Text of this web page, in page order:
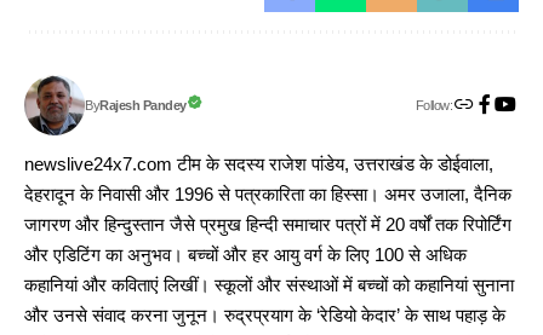
ByRajesh Pandey Follow:
newslive24x7.com टीम के सदस्य राजेश पांडेय, उत्तराखंड के डोईवाला,
देहरादून के निवासी और 1996 से पत्रकारिता का हिस्सा। अमर उजाला, दैनिक
जागरण और हिन्दुस्तान जैसे प्रमुख हिन्दी समाचार पत्रों में 20 वर्षों तक रिपोर्टिंग
और एडिटिंग का अनुभव। बच्चों और हर आयु वर्ग के लिए 100 से अधिक
कहानियां और कविताएं लिखीं। स्कूलों और संस्थाओं में बच्चों को कहानियां सुनाना
और उनसे संवाद करना जुनून। रुद्रप्रयाग के ‘रेडियो केदार’ के साथ पहाड़ के